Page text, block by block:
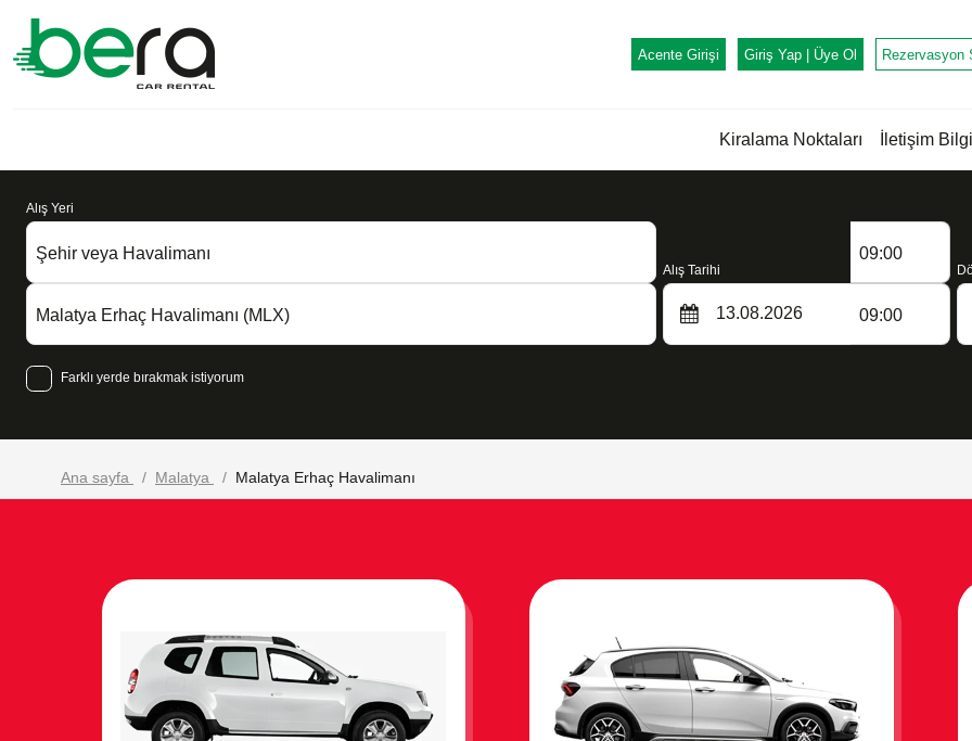
Rezervasyon
Giriş Yap | Üye Ol
Acente Girişi
Kiralama Noktaları İletişim
Alış Yeri
Şehir veya Havalimanı
Malatya Erhaç Havalimanı (MLX)
Farklı yerde bırakmak istiyorum
Alış Tarihi
09:00
09:00
Ana sayfa Malatya Malatya Erhaç Havalimanı